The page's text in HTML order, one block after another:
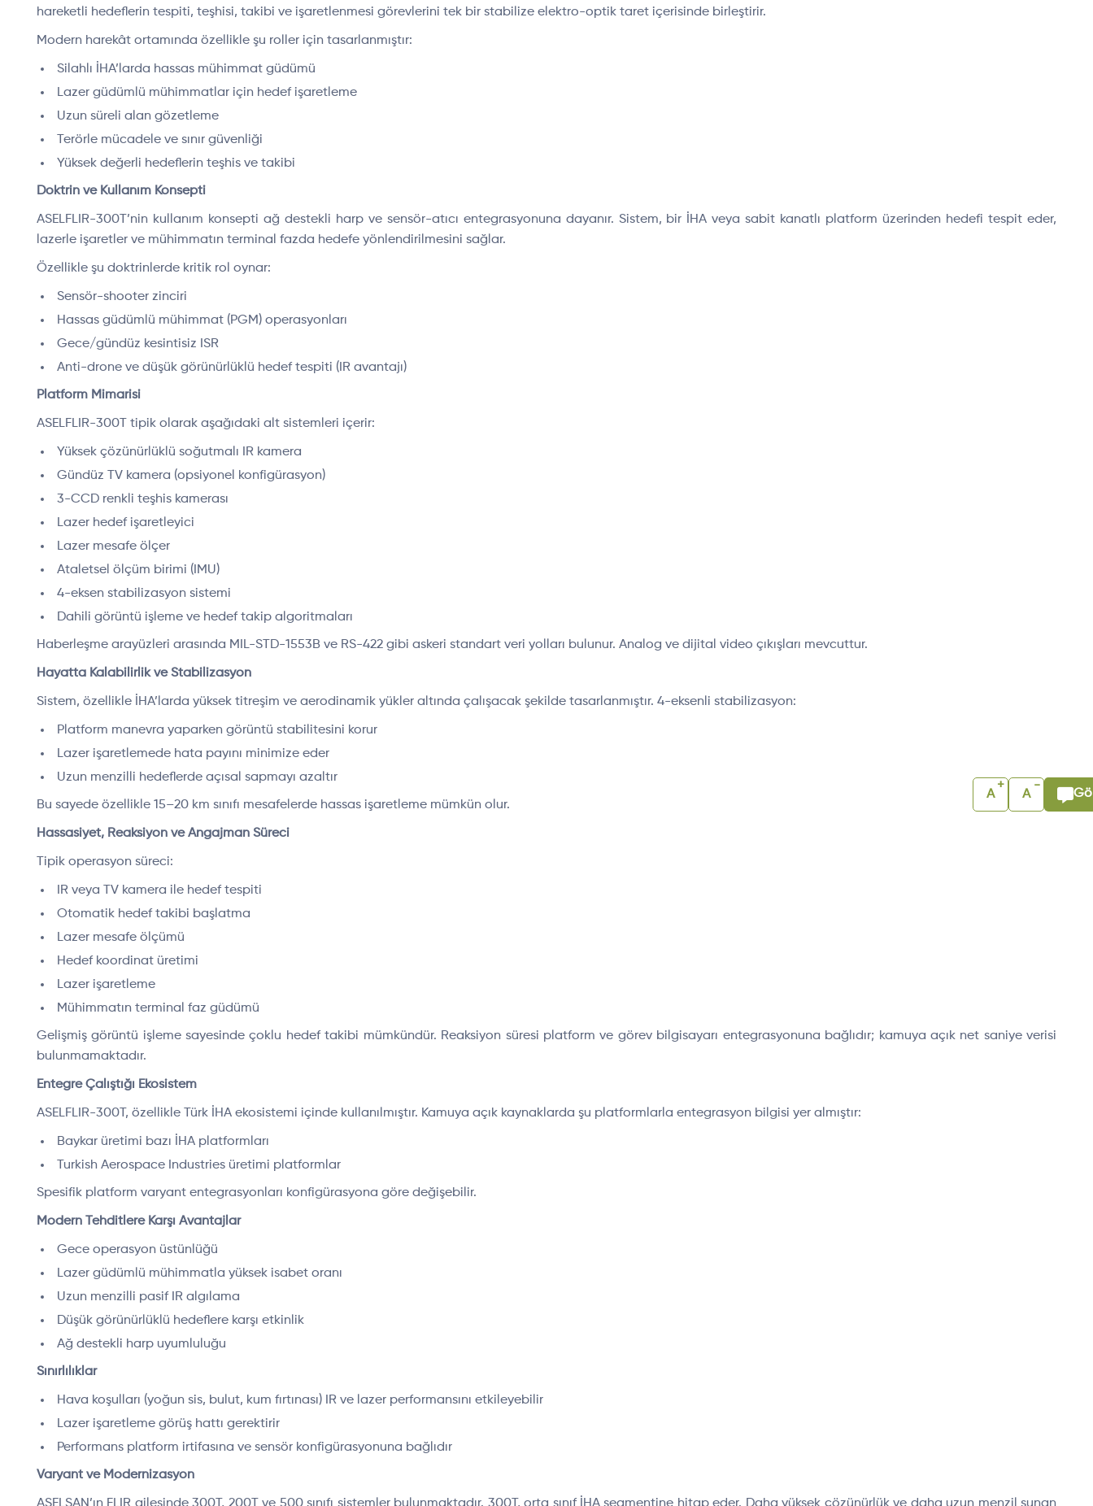
hareketli hedeflerin tespiti, teşhisi, takibi ve işaretlenmesi görevlerini tek bir stabilize elektro-optik taret içerisinde birleştirir.
Modern harekât ortamında özellikle şu roller için tasarlanmıştır:
Silahlı İHA’larda hassas mühimmat güdümü
Lazer güdümlü mühimmatlar için hedef işaretleme
Uzun süreli alan gözetleme
Terörle mücadele ve sınır güvenliği
Yüksek değerli hedeflerin teşhis ve takibi
Doktrin ve Kullanım Konsepti
ASELFLIR-300T’nin kullanım konsepti ağ destekli harp ve sensör-atıcı entegrasyonuna dayanır. Sistem, bir İHA veya sabit kanatlı platform üzerinden hedefi tespit eder,
lazerle işaretler ve mühimmatın terminal fazda hedefe yönlendirilmesini sağlar.
Özellikle şu doktrinlerde kritik rol oynar:
Sensör-shooter zinciri
Hassas güdümlü mühimmat (PGM) operasyonları
Gece/gündüz kesintisiz ISR
Anti-drone ve düşük görünürlüklü hedef tespiti (IR avantajı)
Platform Mimarisi
ASELFLIR-300T tipik olarak aşağıdaki alt sistemleri içerir:
Yüksek çözünürlüklü soğutmalı IR kamera
Gündüz TV kamera (opsiyonel konfigürasyon)
3-CCD renkli teşhis kamerası
Lazer hedef işaretleyici
Lazer mesafe ölçer
Ataletsel ölçüm birimi (IMU)
4-eksen stabilizasyon sistemi
Dahili görüntü işleme ve hedef takip algoritmaları
Haberleşme arayüzleri arasında MIL-STD-1553B ve RS-422 gibi askeri standart veri yolları bulunur. Analog ve dijital video çıkışları mevcuttur.
Hayatta Kalabilirlik ve Stabilizasyon
Sistem, özellikle İHA’larda yüksek titreşim ve aerodinamik yükler altında çalışacak şekilde tasarlanmıştır. 4-eksenli stabilizasyon:
Platform manevra yaparken görüntü stabilitesini korur
Lazer işaretlemede hata payını minimize eder
Uzun menzilli hedeflerde açısal sapmayı azaltır
Bu sayede özellikle 15–20 km sınıfı mesafelerde hassas işaretleme mümkün olur.
Hassasiyet, Reaksiyon ve Angajman Süreci
Tipik operasyon süreci:
IR veya TV kamera ile hedef tespiti
Otomatik hedef takibi başlatma
Lazer mesafe ölçümü
Hedef koordinat üretimi
Lazer işaretleme
Mühimmatın terminal faz güdümü
Gelişmiş görüntü işleme sayesinde çoklu hedef takibi mümkündür. Reaksiyon süresi platform ve görev bilgisayarı entegrasyonuna bağlıdır; kamuya açık net saniye verisi
bulunmamaktadır.
Entegre Çalıştığı Ekosistem
ASELFLIR-300T, özellikle Türk İHA ekosistemi içinde kullanılmıştır. Kamuya açık kaynaklarda şu platformlarla entegrasyon bilgisi yer almıştır:
Baykar üretimi bazı İHA platformları
Turkish Aerospace Industries üretimi platformlar
Spesifik platform varyant entegrasyonları konfigürasyona göre değişebilir.
Modern Tehditlere Karşı Avantajlar
Gece operasyon üstünlüğü
Lazer güdümlü mühimmatla yüksek isabet oranı
Uzun menzilli pasif IR algılama
Düşük görünürlüklü hedeflere karşı etkinlik
Ağ destekli harp uyumluluğu
Sınırlılıklar
Hava koşulları (yoğun sis, bulut, kum fırtınası) IR ve lazer performansını etkileyebilir
Lazer işaretleme görüş hattı gerektirir
Performans platform irtifasına ve sensör konfigürasyonuna bağlıdır
Varyant ve Modernizasyon
A
+
A
-